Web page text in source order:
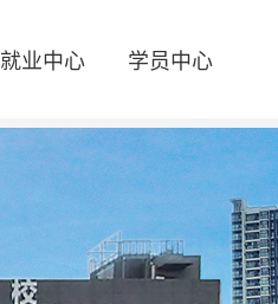
就业中心 学员中心